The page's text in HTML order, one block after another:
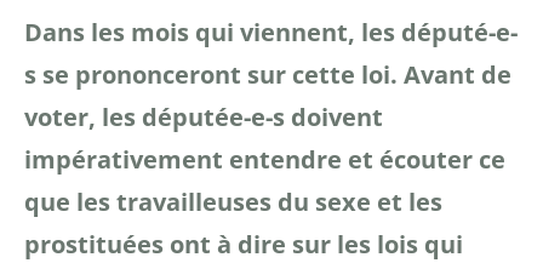
Dans les mois qui viennent, les député-e-
s se prononceront sur cette loi. Avant de
voter, les députée-e-s doivent
impérativement entendre et écouter ce
que les travailleuses du sexe et les
prostituées ont à dire sur les lois qui